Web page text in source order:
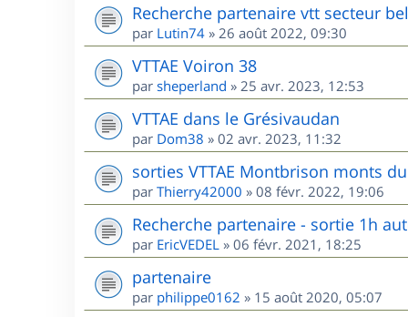
Recherche partenaire vtt secteur
par Lutin74 » 26 août 2022, 09:30
VTTAE Voiron 38
par sheperland » 25 avr. 2023, 12:53
VTTAE dans le Grésivaudan
par Dom38 » 02 avr. 2023, 11:32
sorties VTTAE Montbrison monts du
par Thierry42000 » 08 févr. 2022, 19:06
Recherche partenaire - sortie 1h
par EricVEDEL » 06 févr. 2021, 18:25
partenaire
par philippe0162 » 15 août 2020, 05:07